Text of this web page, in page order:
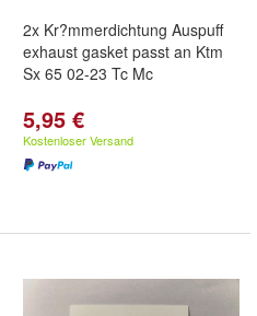
2x Kr?mmerdichtung Auspuff
exhaust gasket passt an Ktm
Sx 65 02-23 Tc Mc
5,95 €
Kostenloser Versand